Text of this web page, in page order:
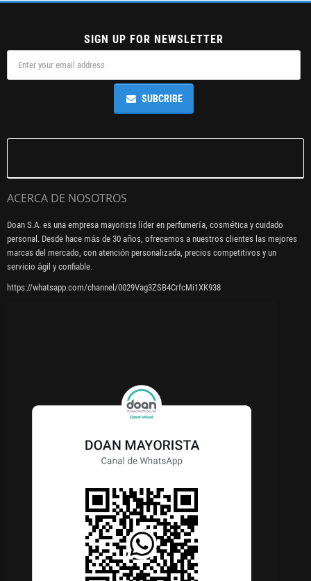
SIGN UP FOR NEWSLETTER
SUBCRIBE
ACERCA DE NOSOTROS
Doan S.A. es una empresa mayorista líder en perfumería, cosmética y cuidado
personal. Desde hace más de 30 años, ofrecemos a nuestros clientes las mejores
marcas del mercado, con atención personalizada, precios competitivos y un
servicio ágil y confiable.
https://whatsapp.com/channel/0029Vag3ZSB4CrfcMi1XK938